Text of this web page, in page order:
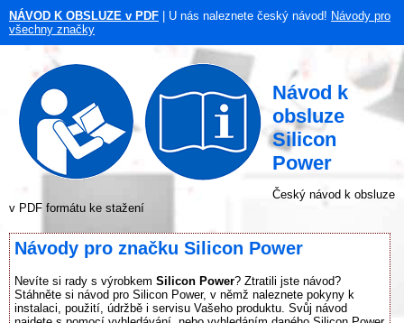
NÁVOD K OBSLUZE v PDF | U nás naleznete český návod! Návody pro
všechny značky
Návod k
obsluze
Silicon
Power
Český návod k obsluze
v PDF formátu ke stažení
Návody pro značku Silicon Power
Nevíte si rady s výrobkem Silicon Power? Ztratili jste návod?
Stáhněte si návod pro Silicon Power, v němž naleznete pokyny k
instalaci, použití, údržbě i servisu Vašeho produktu. Svůj návod